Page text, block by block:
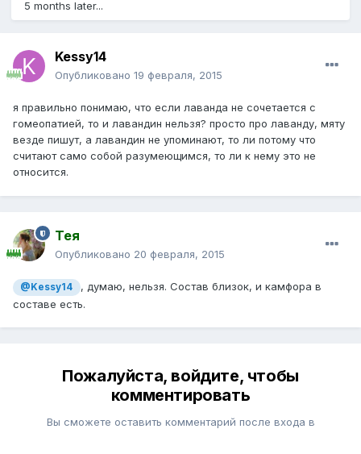
5 months later...
Kessy14
Опубликовано 19 февраля, 2015
я правильно понимаю, что если лаванда не сочетается с
гомеопатией, то и лавандин нельзя? просто про лаванду, мяту
везде пишут, а лавандин не упоминают, то ли потому что
считают само собой разумеющимся, то ли к нему это не
относится.
Тея
Опубликовано 20 февраля, 2015
@Kessy14
, думаю, нельзя. Состав близок, и камфора в
составе есть.
Пожалуйста, войдите, чтобы
комментировать
Вы сможете оставить комментарий после входа в